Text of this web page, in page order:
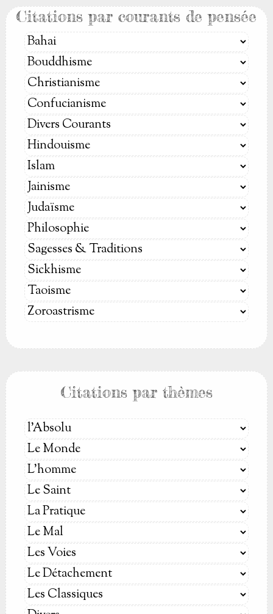
Citations par courants de pensée
Citations par thèmes